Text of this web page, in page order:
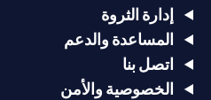
إدارة الثروة
المساعدة والدعم
اتصل بنا
الخصوصية والأمن